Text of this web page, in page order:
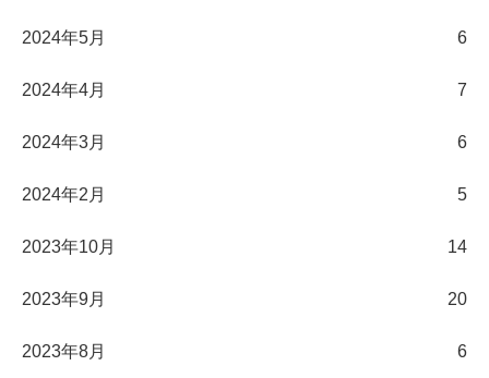
2024年5月 6
2024年4月 7
2024年3月 6
2024年2月 5
2023年10月 14
2023年9月 20
2023年8月 6